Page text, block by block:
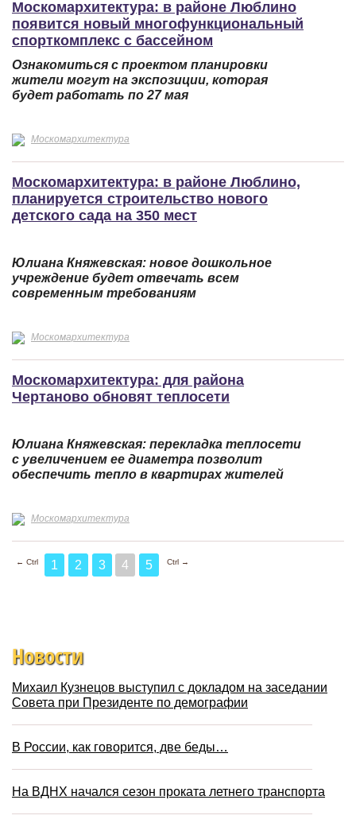
Москомархитектура: в районе Люблино
появится новый многофункциональный
спорткомплекс с бассейном
Ознакомиться с проектом планировки
жители могут на экспозиции, которая
будет работать по 27 мая
Москомархитектура
Москомархитектура: в районе Люблино,
планируется строительство нового
детского сада на 350 мест
Юлиана Княжевская: новое дошкольное
учреждение будет отвечать всем
современным требованиям
Москомархитектура
Москомархитектура: для района
Чертаново обновят теплосети
Юлиана Княжевская: перекладка теплосети
с увеличением ее диаметра позволит
обеспечить тепло в квартирах жителей
Москомархитектура
← Ctrl 1 2 3 4 5 Ctrl →
Новости
Михаил Кузнецов выступил с докладом на заседании
Совета при Президенте по демографии
В России, как говорится, две беды…
На ВДНХ начался сезон проката летнего транспорта